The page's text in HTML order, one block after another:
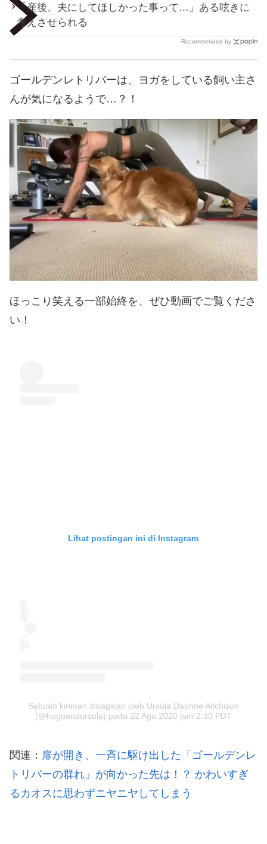
「産後、夫にしてほしかった事って…」ある呟きに
考えさせられる
Recommended by
ゴールデンレトリバーは、ヨガをしている飼い主さ
んが気になるようで…？！
ほっこり笑える一部始終を、ぜひ動画でご覧くださ
い！
Lihat postingan ini di Instagram
Sebuah kiriman dibagikan oleh Ursula Daphne Aitchison
(@hugoandursula) pada 22 Agu 2020 jam 2:30 PDT
関連： 扉が開き、一斉に駆け出した「ゴールデンレ
トリバーの群れ」が向かった先は！？ かわいすぎ
るカオスに思わずニヤニヤしてしまう